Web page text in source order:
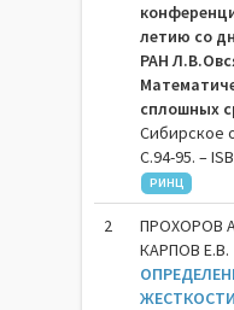
летию со
РАН
сплошных
Сибирское
C.94-95. –
РИНЦ
2 ПРОХОРОВ
КАРПОВ Е.В.